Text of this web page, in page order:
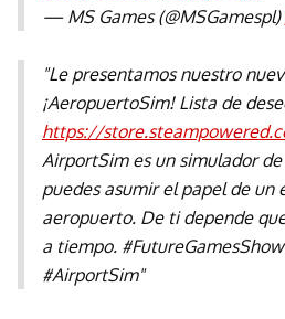
— MS Games (@MSGamespl)
"Le presentamos nuestro
¡AeropuertoSim! Lista de
https://
AirportSim es un simulador
puedes asumir el papel de un
aeropuerto. De ti depende
a tiempo.
#AirportSim"